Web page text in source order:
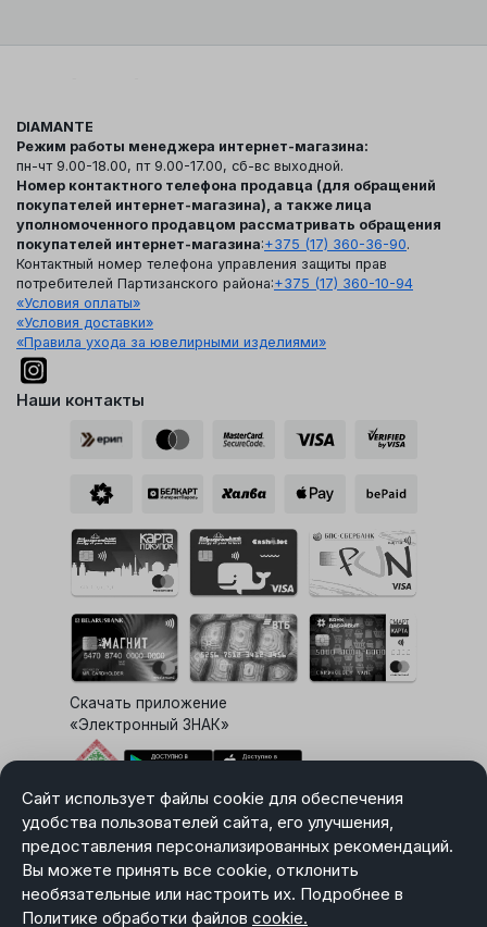
Сайт использует файлы cookie для обеспечения
удобства пользователей сайта, его улучшения,
предоставления персонализированных рекомендаций.
Вы можете принять все cookie, отклонить
необязательные или настроить их. Подробнее в
Политике обработки файлов cookie.
DIAMANTE
Режим работы менеджера интернет-магазина:
пн-чт 9.00-18.00, пт 9.00-17.00, сб-вс выходной.
Номер контактного телефона продавца (для обращений
покупателей интернет-магазина), а также лица
уполномоченного продавцом рассматривать обращения
покупателей интернет-магазина:+375 (17) 360-36-90.
Контактный номер телефона управления защиты прав
потребителей Партизанского района:+375 (17) 360-10-94
«Условия оплаты»
«Условия доставки»
«Правила ухода за ювелирными изделиями»
Наши контакты
Скачать приложение
«Электронный ЗНАК»
Выбор настроек Cookie
Карта сайта
Политика в отношении обработки персональных данных